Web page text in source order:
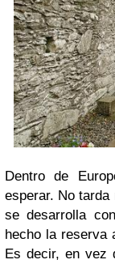
Dentro de
esperar. No
se desarrolla
hecho la reserva
Es decir, en vez